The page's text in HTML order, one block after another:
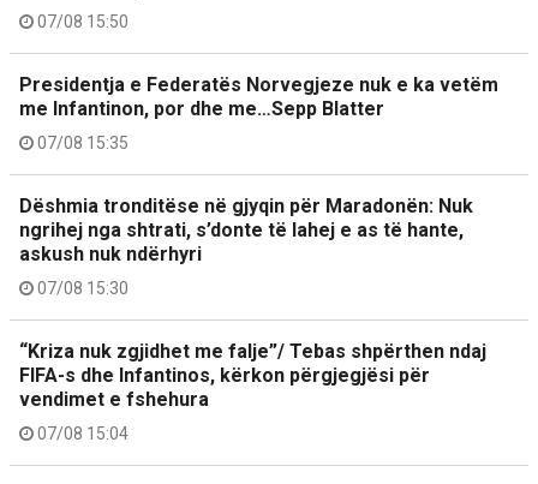
07/08 15:50
Presidentja e Federatës Norvegjeze nuk e ka vetëm
me Infantinon, por dhe me…Sepp Blatter
07/08 15:35
Dëshmia tronditëse në gjyqin për Maradonën: Nuk
ngrihej nga shtrati, s’donte të lahej e as të hante,
askush nuk ndërhyri
07/08 15:30
“Kriza nuk zgjidhet me falje”/ Tebas shpërthen ndaj
FIFA-s dhe Infantinos, kërkon përgjegjësi për
vendimet e fshehura
07/08 15:04